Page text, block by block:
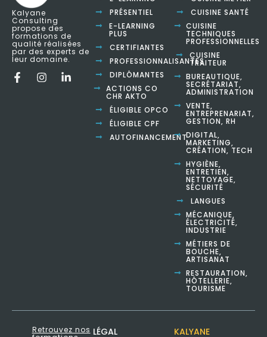
Kalyane
Consulting
propose des
formations de
qualité réalisées
par des experts de
leur domaine.
PRÉSENTIEL
E-LEARNING
PLUS
CERTIFIANTES
PROFESSIONNALISANTES
DIPLÔMANTES
ACTIONS CO
CHR AKTO
ÉLIGIBLE OPCO
ÉLIGIBLE CPF
AUTOFINANCEMENT
CUISINE SANTÉ
CUISINE
TECHNIQUES
PROFESSIONNELLES
CUISINE
TRAITEUR
BUREAUTIQUE,
SECRÉTARIAT,
ADMINISTRATION
VENTE,
ENTREPRENARIAT,
GESTION, RH
DIGITAL,
MARKETING,
CRÉATION, TECH
HYGIÈNE,
ENTRETIEN,
NETTOYAGE,
SÉCURITÉ
LANGUES
MÉCANIQUE,
ÉLECTRICITÉ,
INDUSTRIE
MÉTIERS DE
BOUCHE,
ARTISANAT
RESTAURATION,
HÔTELLERIE,
TOURISME
Retrouvez nos LÉGAL KALYANE